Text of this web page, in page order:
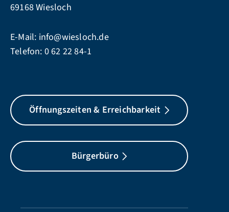
69168 Wiesloch
E-Mail: info@wiesloch.de
Telefon: 0 62 22 84-1
Öffnungszeiten & Erreichbarkeit
Bürgerbüro